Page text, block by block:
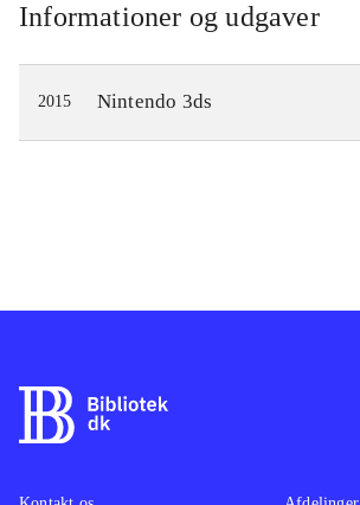
Informationer og udgaver
2015 Nintendo 3ds